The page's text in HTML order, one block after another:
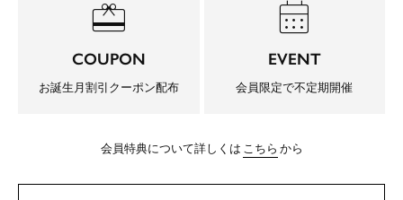
redeem
COUPON
お誕生月割引クーポン配布
calendar_month
EVENT
会員限定で不定期開催
会員特典について詳しくは こちら から